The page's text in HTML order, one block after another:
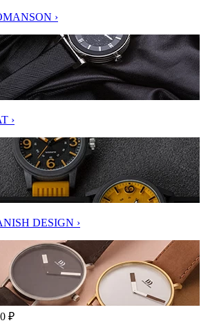
›
›
DESIGN ›
₽